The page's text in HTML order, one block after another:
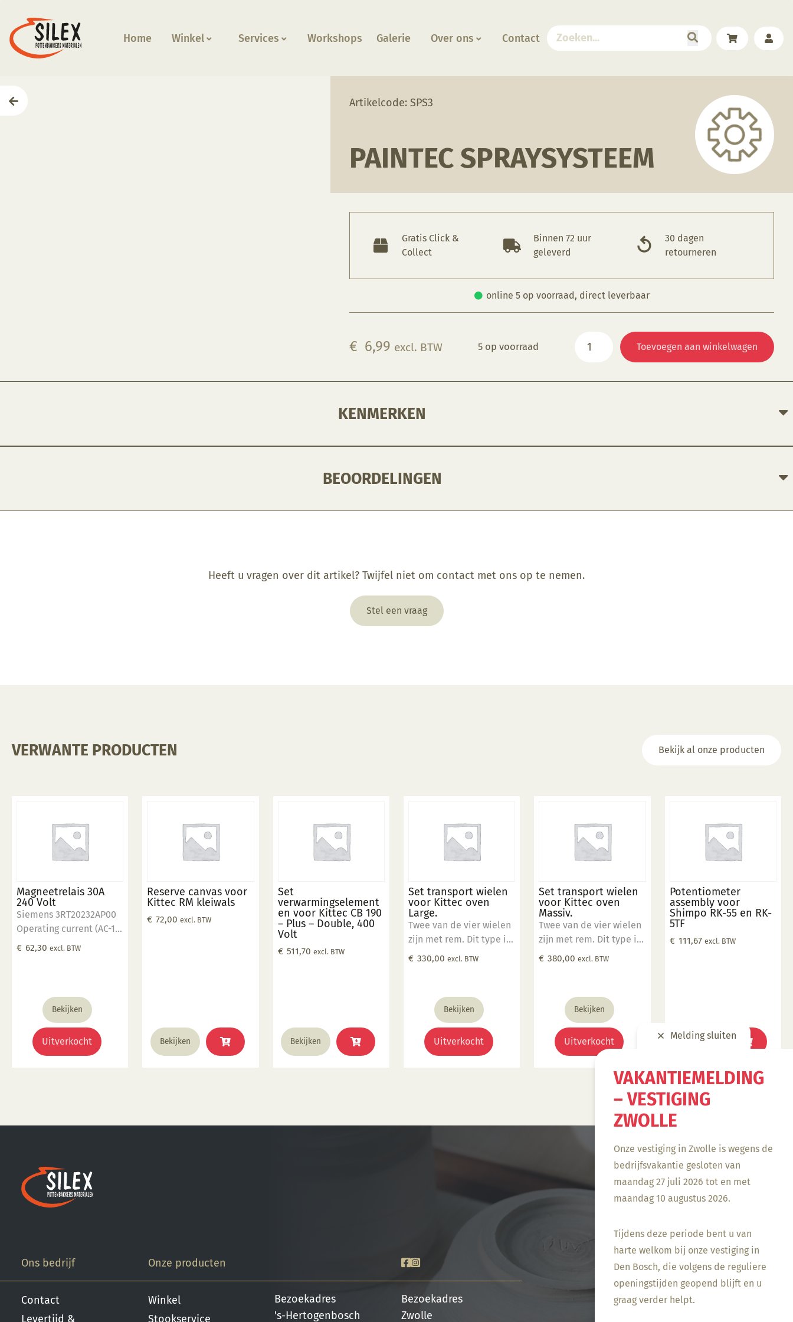
Home Winkel Services Workshops Galerie Over ons Contact
Melding sluiten
VAKANTIEMELDING
– VESTIGING
ZWOLLE
Onze vestiging in Zwolle is wegens de
bedrijfsvakantie gesloten van
maandag 27 juli 2026 tot en met
maandag 10 augustus 2026.
Tijdens deze periode bent u van
harte welkom bij onze vestiging in
Den Bosch, die volgens de reguliere
openingstijden geopend blijft en u
graag verder helpt.
Artikelcode: SPS3
PAINTEC SPRAYSYSTEEM
Gratis Click &
Collect
Binnen 72 uur
geleverd
30 dagen
retourneren
online 5 op voorraad, direct leverbaar
€ 6,99 excl. BTW 5 op voorraad
spraysysteem
Toevoegen aan winkelwagen
KENMERKEN
BEOORDELINGEN
Heeft u vragen over dit artikel? Twijfel niet om contact met ons op te nemen.
Stel een vraag
VERWANTE PRODUCTEN Bekijk al onze producten
Magneetrelais 30A
240 Volt
Siemens 3RT20232AP00
Operating current (AC-1):
40 Ampere Operating
voltage: 230 Volt
€ 62,30 excl. BTW
Bekijken
Uitverkocht
Reserve canvas voor
Kittec RM kleiwals
€ 72,00 excl. BTW
Bekijken
Set
verwarmingselement
en voor Kittec CB 190
– Plus – Double, 400
Volt
€ 511,70 excl. BTW
Bekijken
Set transport wielen
voor Kittec oven
Large.
Twee van de vier wielen
zijn met rem. Dit type is
te gebruiken op vlakke
€ 330,00 excl. BTW
Bekijken
Uitverkocht
Set transport wielen
voor Kittec oven
Massiv.
Twee van de vier wielen
zijn met rem. Dit type is
te gebruiken op vlakke
€ 380,00 excl. BTW
Bekijken
Uitverkocht
Potentiometer
assembly voor
Shimpo RK-55 en RK-
5TF
€ 111,67 excl. BTW
Bekijken
Ons bedrijf
Contact
Levertijd &
Onze producten
Winkel
Stookservice
Bezoekadres
's-Hertogenbosch
Bezoekadres
Zwolle